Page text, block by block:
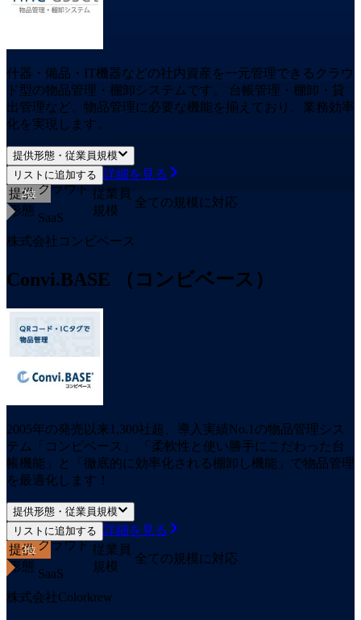
什器・備品・IT機器などの社内資産を一元管理できるクラウ
ド型の物品管理・棚卸システムです。 台帳管理・棚卸・貸
出管理など、物品管理に必要な機能を揃えており、業務効率
化を実現します。
提供形態・従業員規模
提供
形態
クラウド
SaaS
従業員
規模
全ての規模に対応
リストに追加する 詳細を見る
2位
株式会社コンビベース
Convi.BASE （コンビベース）
2005年の発売以来1,300社超、導入実績No.1の物品管理シス
テム「コンビベース」 「柔軟性と使い勝手にこだわった台
帳機能」と「徹底的に効率化される棚卸し機能」で物品管理
を最適化します！
提供形態・従業員規模
提供
形態
クラウド
SaaS
従業員
規模
全ての規模に対応
リストに追加する 詳細を見る
3位
株式会社Colorkrew